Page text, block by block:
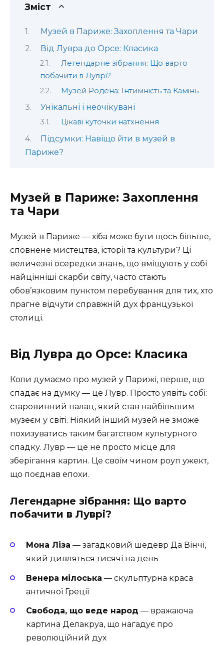
Зміст
Музей в Париже: Захоплення та Чари
Від Лувра до Орсе: Класика
Легендарне зібрання: Що варто
побачити в Луврі?
Музей Родена: Інтимність та Камінь
Унікальні і неочікувані
Цікаві куточки натхнення
Підсумки: Навіщо йти в музей в
Париже?
Музей в Париже: Захоплення
та Чари
Музей в Париже — хіба може бути щось більше,
сповнене мистецтва, історії та культури? Ці
величезні осередки знань, що вміщують у собі
найцінніші скарби світу, часто стають
обов’язковим пунктом перебування для тих, хто
прагне відчути справжній дух французької
столиці.
Від Лувра до Орсе: Класика
Коли думаємо про музей у Парижі, перше, що
спадає на думку — це Лувр. Просто уявіть собі:
старовинний палац, який став найбільшим
музеєм у світі. Ніякий інший музей не зможе
похизуватись таким багатством культурного
спадку. Лувр — це не просто місце для
зберігання картин. Це своїм чином роуп ужект,
що поєднав епохи.
Легендарне зібрання: Що варто
побачити в Луврі?
Мона Ліза — загадковий шедевр Да Вінчі,
який дивляться тисячі на день
Венера мілоська — скульптурна краса
античної Греції
Свобода, що веде народ — вражаюча
картина Делакруа, що нагадує про
революційний дух